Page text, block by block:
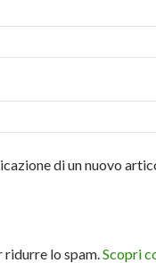
di un nuovo
lo spam.Scopri